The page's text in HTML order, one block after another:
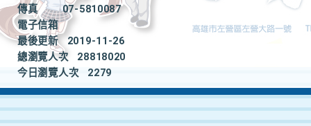
傳真
07-5810087
電子信箱
最後更新
2019-11-26
總瀏覽人次
28818020
今日瀏覽人次
2279